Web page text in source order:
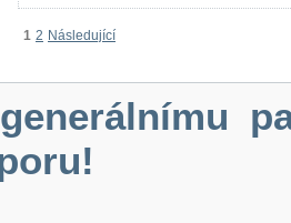
1 2 Následující